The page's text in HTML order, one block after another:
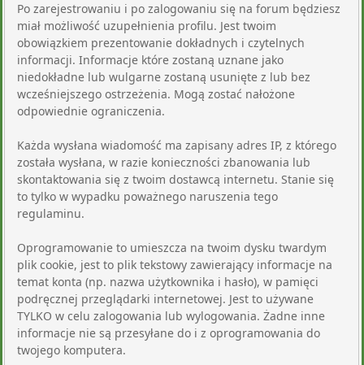
Po zarejestrowaniu i po zalogowaniu się na forum będziesz
miał możliwość uzupełnienia profilu. Jest twoim
obowiązkiem prezentowanie dokładnych i czytelnych
informacji. Informacje które zostaną uznane jako
niedokładne lub wulgarne zostaną usunięte z lub bez
wcześniejszego ostrzeżenia. Mogą zostać nałożone
odpowiednie ograniczenia.
Każda wysłana wiadomość ma zapisany adres IP, z którego
została wysłana, w razie konieczności zbanowania lub
skontaktowania się z twoim dostawcą internetu. Stanie się
to tylko w wypadku poważnego naruszenia tego
regulaminu.
Oprogramowanie to umieszcza na twoim dysku twardym
plik cookie, jest to plik tekstowy zawierający informacje na
temat konta (np. nazwa użytkownika i hasło), w pamięci
podręcznej przeglądarki internetowej. Jest to używane
TYLKO w celu zalogowania lub wylogowania. Żadne inne
informacje nie są przesyłane do i z oprogramowania do
twojego komputera.